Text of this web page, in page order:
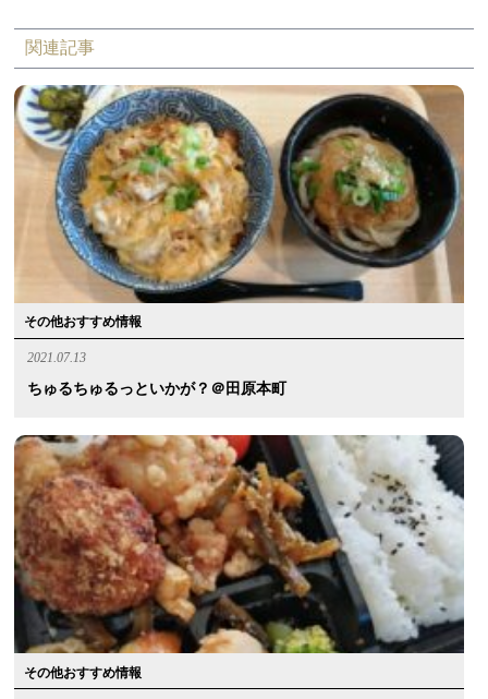
関連記事
その他おすすめ情報
2021.07.13
ちゅるちゅるっといかが？＠田原本町
その他おすすめ情報